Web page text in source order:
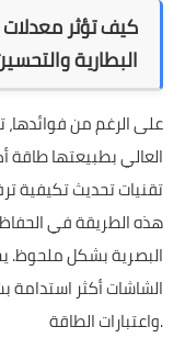
كيف تؤثر
البطارية
على الرغم من
العالي بطبيعتها طاقة
تقنيات تحديث تكيفية
هذه الطريقة في
البصرية بشكل ملحوظ.
الشاشات أكثر استدامة
واعتبارات الطاقة.